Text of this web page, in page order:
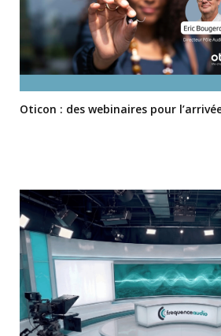
Oticon : des webinaires pour